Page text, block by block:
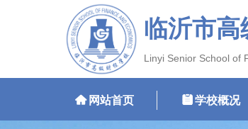
临沂市
Linyi Senior School of
낀 网站首页 뀳 学校概况